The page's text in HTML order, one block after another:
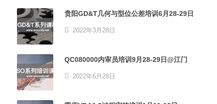
贵阳GD&T几何与型位公差培训6月28-29日
2022年3月28日
QC080000内审员培训9月28-29日@江门
2022年6月28日